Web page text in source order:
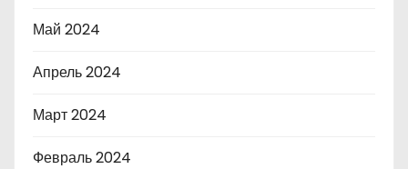
Май 2024
Апрель 2024
Март 2024
Февраль 2024